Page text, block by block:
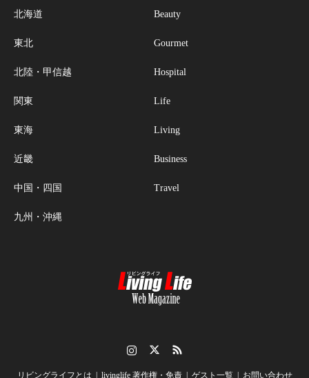
北海道
東北
北陸・甲信越
関東
東海
近畿
中国・四国
九州・沖縄
Beauty
Gourmet
Hospital
Life
Living
Business
Travel
リビングライフとは livinglife 著作権・免責 ゲスト一覧 お問い合わせ